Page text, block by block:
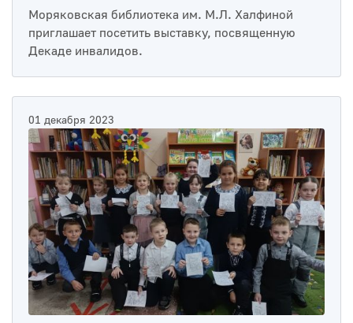
Моряковская библиотека им. М.Л. Халфиной
приглашает посетить выставку, посвященную
Декаде инвалидов.
01 декабря 2023